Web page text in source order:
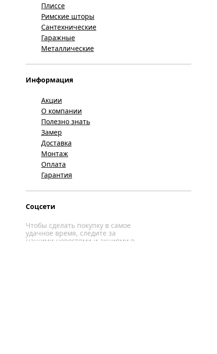
Плиссе
Римские шторы
Сантехнические
Гаражные
Металлические
Информация
Акции
О компании
Полезно знать
Замер
Доставка
Монтаж
Оплата
Гарантия
Соцсети
Чтобы сделать покупку в самое
удачное время, следите за
нашими новостями и акциями в